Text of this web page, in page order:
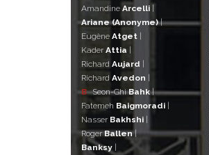
Amandine Arcelli |
Ariane (Anonyme)|
Eugène Atget |
Kader Attia |
Richard Aujard |
Richard Avedon |
B Seon-GhiBahk|
Fatemeh Baigmoradi |
Nasser Bakhshi |
RogerBallen|
Banksy |